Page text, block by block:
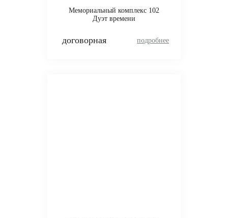
Мемориальный комплекс 102
Дуэт времени
договорная